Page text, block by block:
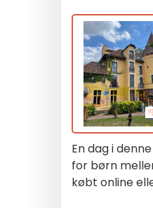
En dag i denne
for børn
købt online